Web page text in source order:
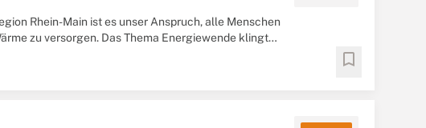
Rhein-Main ist es unser Anspruch, alle Menschen
zu versorgen. Das Thema Energiewende klingt
bookmark